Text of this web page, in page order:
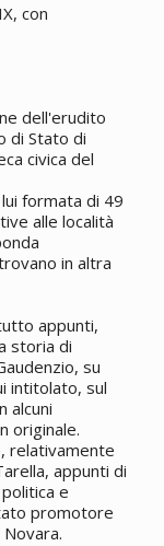
con
dell'erudito
di Stato di
civica del
formata di 49
alle località
in altra
appunti,
storia di
su
intitolato, sul
alcuni
originale.
relativamente
appunti di
e
promotore